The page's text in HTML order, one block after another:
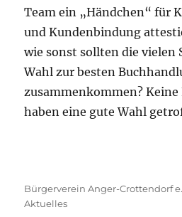
Team ein „Händchen“ für
und Kundenbindung
wie sonst sollten die vielen
Wahl zur besten
zusammenkommen? Keine
haben eine gute Wahl
Autor
Bürgerverein Anger-Crottendorf
Aktuelles